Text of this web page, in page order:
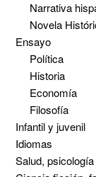
Narrativa
Novela
Ensayo
Política
Historia
Economía
Filosofía
Infantil y juvenil
Idiomas
Salud,